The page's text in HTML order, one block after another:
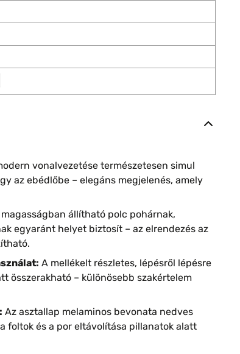
vonalvezetése természetesen simul
az ebédlőbe – elegáns megjelenés, amely
állítható polc pohárnak,
egyaránt helyet biztosít – az elrendezés az
A mellékelt részletes, lépésről lépésre
összerakható – különösebb szakértelem
Az asztallap melaminos bevonata nedves
foltok és a por eltávolítása pillanatok alatt